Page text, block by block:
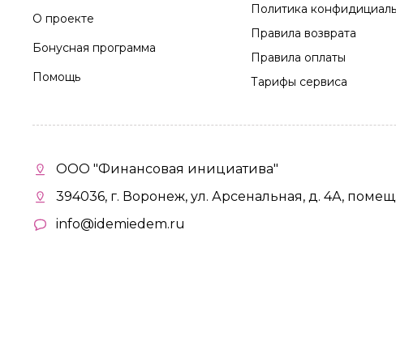
О проекте
Бонусная программа
Помощь
Политика
Правила возврата
Правила оплаты
Тарифы сервиса
ООО "Финансовая инициатива"
394036, г. Воронеж, ул. Арсенальная, д. 4А, помещ.
info@idemiedem.ru